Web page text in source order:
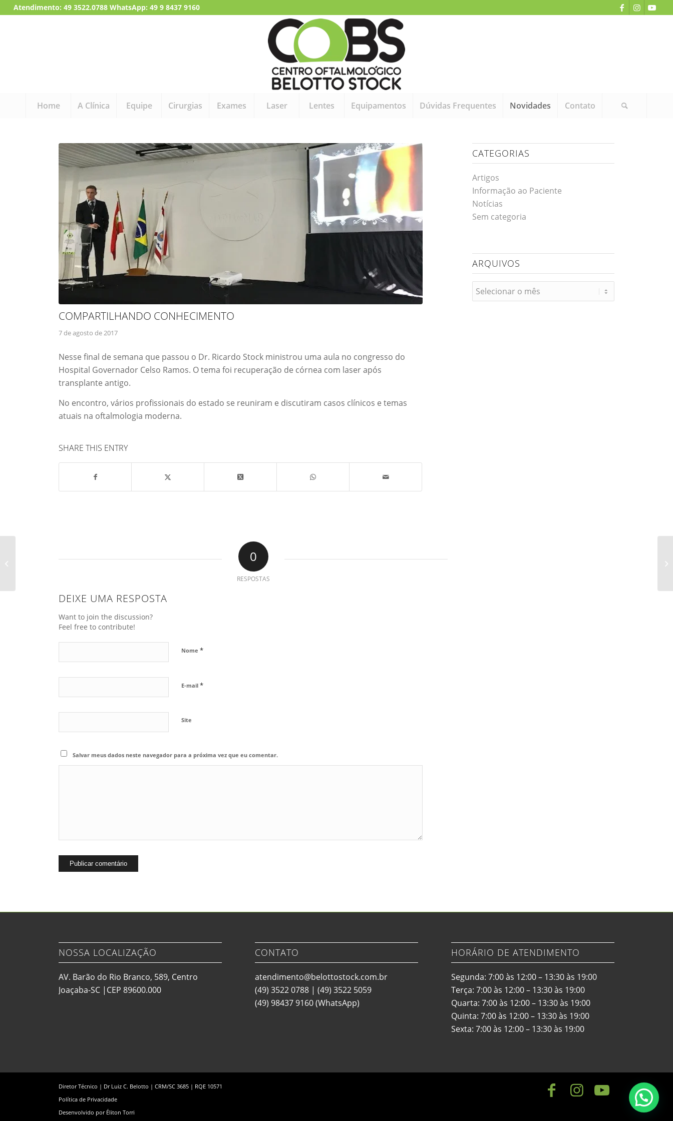
Atendimento: 49 3522.0788 WhatsApp: 49 9 8437 9160
Home A Clínica Equipe Cirurgias Exames Laser Lentes Equipamentos Dúvidas Frequentes Novidades Contato
COMPARTILHANDO CONHECIMENTO
7 de agosto de 2017
Nesse final de semana que passou o Dr. Ricardo Stock ministrou uma aula no congresso do
Hospital Governador Celso Ramos. O tema foi recuperação de córnea com laser após
transplante antigo.
No encontro, vários profissionais do estado se reuniram e discutiram casos clínicos e temas
atuais na oftalmologia moderna.
SHARE THIS ENTRY
0
RESPOSTAS
DEIXE UMA RESPOSTA
Want to join the discussion?
Feel free to contribute!
Nome*
E-mail*
Site
Salvar meus dados neste navegador para a próxima vez que eu comentar.
CATEGORIAS
Artigos
Informação ao Paciente
Notícias
Sem categoria
ARQUIVOS
NOSSA LOCALIZAÇÃO
AV. Barão do Rio Branco, 589, Centro
Joaçaba-SC |CEP 89600.000
CONTATO
atendimento@belottostock.com.br
(49) 3522 0788 |(49) 3522 5059
(49) 98437 9160(WhatsApp)
HORÁRIO DE ATENDIMENTO
Segunda: 7:00 às 12:00 – 13:30 às 19:00
Terça: 7:00 às 12:00 – 13:30 às 19:00
Quarta: 7:00 às 12:00 – 13:30 às 19:00
Quinta: 7:00 às 12:00 – 13:30 às 19:00
Sexta: 7:00 às 12:00 – 13:30 às 19:00
Diretor Técnico | Dr Luiz C. Belotto | CRM/SC 3685 | RQE 10571
Política de Privacidade
Desenvolvido por Éliton Torri